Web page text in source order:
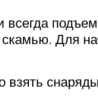
всегда
Для
взять